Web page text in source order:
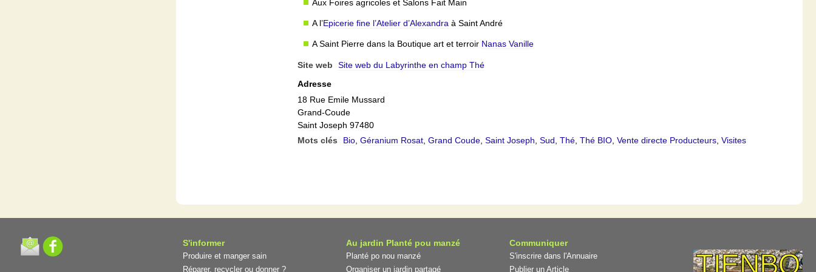
Aux Foires agricoles et Salons Fait Main
A l’Epicerie fine l’Atelier d’Alexandra à Saint André
A Saint Pierre dans la Boutique art et terroir Nanas Vanille
Site web
Site web du Labyrinthe en champ Thé
Adresse
18 Rue Emile Mussard
Grand-Coude
Saint Joseph 97480
Mots clés
Bio, Géranium Rosat, Grand Coude, Saint Joseph, Sud, Thé, Thé BIO, Vente directe Producteurs, Visites
S'informer
Produire et manger sain
Réparer, recycler ou donner ?
Au jardin Planté pou manzé
Planté po nou manzé
Organiser un jardin partagé
Communiquer
S'inscrire dans l'Annuaire
Publier un Article